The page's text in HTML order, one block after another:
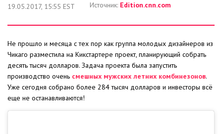
ЗНАМЕНИТОСТИ
ЗДОРОВЬЕ И КРАСОТА
ДОМ И ЕДА
19.05.2017, 15:55 EST Источник: Edition.cnn.com
Не прошло и месяца с тех пор как группа молодых дизайнеров из
Чикаго разместила на Кикстартере проект, планирующий собрать
десять тысяч долларов. Задача проекта была запустить
производство очень смешных мужских летних комбинезонов.
Уже сегодня собрано более 284 тысяч долларов и инвесторы всё
еще не останавливаются!